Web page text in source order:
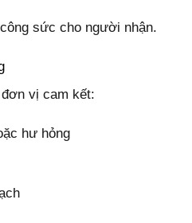
sức cho người nhận.
vị cam kết:
hư hỏng